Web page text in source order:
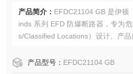
产品简介： EFDC21104 GB 是伊顿
inds 系列 EFD 防爆断路器，专为
s/Classified Locations）设计。产品
0 Vac 供电，适用于照明、设备和电
产品型号： EFDC21104 GB